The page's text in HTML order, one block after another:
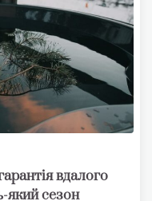
вдалого
який сезон